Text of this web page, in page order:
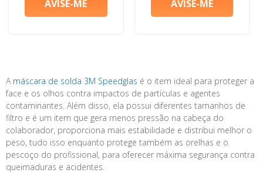
A máscara de solda 3M Speedglas é o item ideal para proteger a
face e os olhos contra impactos de partículas e agentes
contaminantes. Além disso, ela possui diferentes tamanhos de
filtro e é um item que gera menos pressão na cabeça do
colaborador, proporciona mais estabilidade e distribui melhor o
peso, tudo isso enquanto protege também as orelhas e o
pescoço do profissional, para oferecer máxima segurança contra
queimaduras e acidentes.